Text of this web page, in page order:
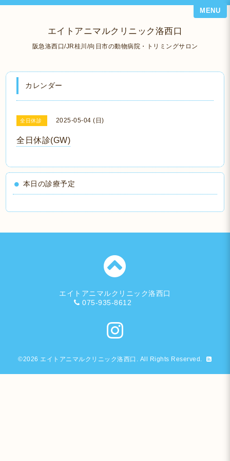
エイトアニマルクリニック洛西口
阪急洛西口/JR桂川/向日市の動物病院・トリミングサロン
MENU
カレンダー
全日休診 2025-05-04 (日)
全日休診(GW)
本日の診療予定
エイトアニマルクリニック洛西口
075-935-8612
©2026 エイトアニマルクリニック洛西口 . All Rights Reserved.